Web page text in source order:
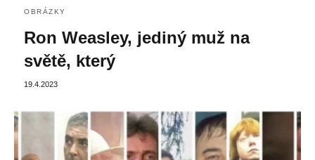
OBRÁZKY
Ron Weasley, jediný muž na
světě, který
19.4.2023